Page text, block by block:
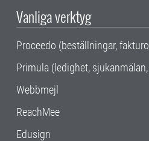
Vanliga verktyg
Proceedo (beställningar,
Primula (ledighet,
Webbmejl
ReachMee
Edusign